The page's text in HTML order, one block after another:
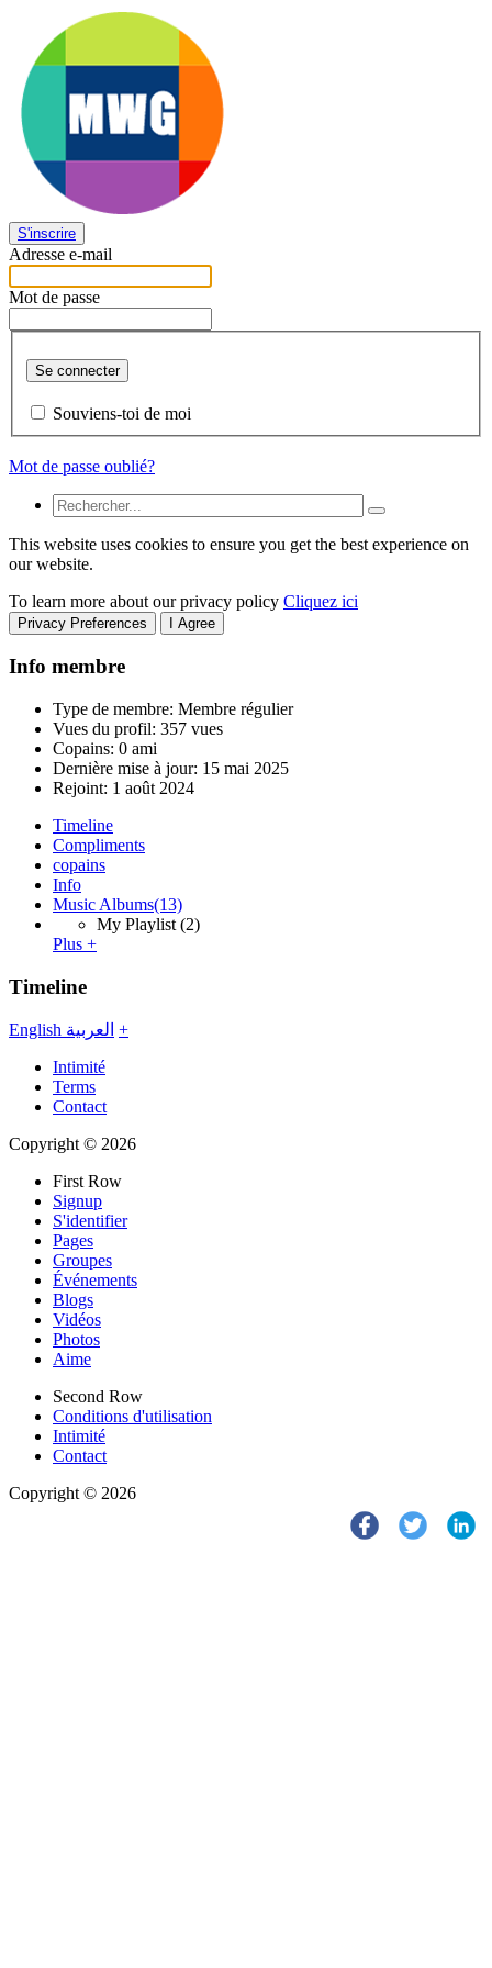
S'inscrire
Adresse e-mail
Mot de passe
Se connecter
Souviens-toi de moi
Mot de passe oublié?
This website uses cookies to ensure you get the best experience on
our website.
To learn more about our privacy policy Cliquez ici
Privacy Preferences I Agree
Info membre
Type de membre: Membre régulier
Vues du profil: 357 vues
Copains: 0 ami
Dernière mise à jour: 15 mai 2025
Rejoint: 1 août 2024
Timeline
Compliments
copains
Info
Music Albums(13)
My Playlist (2)
Plus +
Timeline
English العربية +
Intimité
Terms
Contact
Copyright © 2026
First Row
Signup
S'identifier
Pages
Groupes
Événements
Blogs
Vidéos
Photos
Aime
Second Row
Conditions d'utilisation
Intimité
Contact
Copyright © 2026